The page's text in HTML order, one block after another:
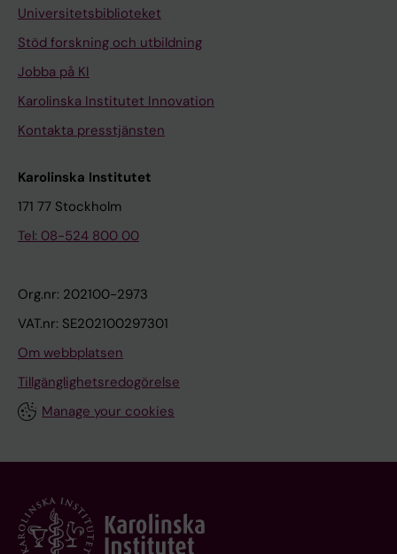
Universitetsbiblioteket
Stöd forskning och utbildning
Jobba på KI
Karolinska Institutet Innovation
Kontakta presstjänsten
Karolinska Institutet
171 77 Stockholm
Tel: 08-524 800 00
Org.nr: 202100-2973
VAT.nr: SE202100297301
Om webbplatsen
Tillgänglighetsredogörelse
Manage your cookies